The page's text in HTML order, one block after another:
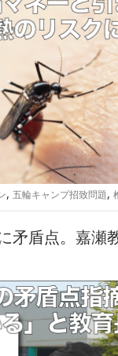
, 五輪キャンプ招致問題,
矛盾点。嘉瀬